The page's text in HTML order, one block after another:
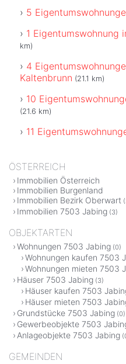
5
1 Eigentumswohnung
km)
4
Kaltenbrunn (21.1 km)
10
(21.6 km)
11
ÖSTERREICH
Immobilien Österreich
Immobilien Burgenland
Immobilien Bezirk Oberwart
Immobilien 7503 Jabing (3)
OBJEKTARTEN
Wohnungen 7503 Jabing (0)
Wohnungen kaufen 7503
Wohnungen mieten 7503
Häuser 7503 Jabing (3)
Häuser kaufen 7503
Häuser mieten 7503
Grundstücke 7503 Jabing (0)
Gewerbeobjekte 7503
Anlageobjekte 7503 Jabing
GEMEINDEN